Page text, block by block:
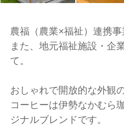
農福（農業×福祉）連携事
また、地元福祉施設・企
て。
おしゃれで開放的な外観
コーヒーは伊勢なかむら
ジナルブレンドです。